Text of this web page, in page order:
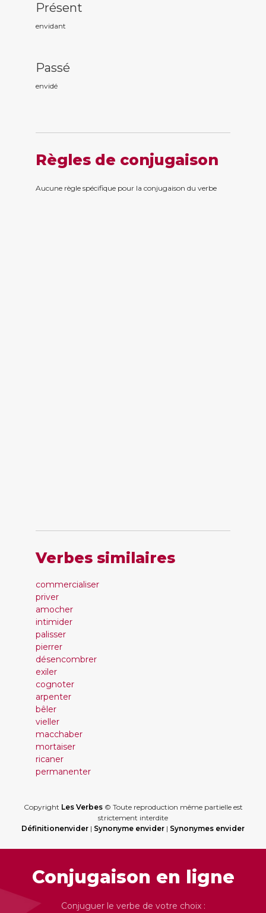
Présent
envidant
Passé
envidé
Règles de conjugaison
Aucune règle spécifique pour la conjugaison du verbe
Verbes similaires
commercialiser
priver
amocher
intimider
palisser
pierrer
désencombrer
exiler
cognoter
arpenter
bêler
vieller
macchaber
mortaiser
ricaner
permanenter
Copyright Les Verbes© Toute reproduction même partielle est
strictement interdite
Définitionenvider | Synonyme envider | Synonymes envider
Conjugaison en ligne
Conjuguer le verbe de votre choix :